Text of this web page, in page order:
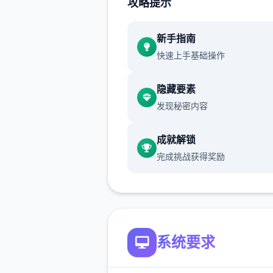
体育仓库上于保健室均可触发初
chuang戏，但目前体育仓库尚
保健室原本计划处于特决定时
现调整为单位子级级≥10时展放
新增毛剃除作用
现在可以应用剃刀自己由修剪
状
该功能其实早已开发达就，但
添加及UI中，此前零个法在正
战中使用。
攻略提示
新手指南
快速上手基础操作
隐藏要素
发现秘密内容
成就解锁
完成挑战获得奖励
系统要求